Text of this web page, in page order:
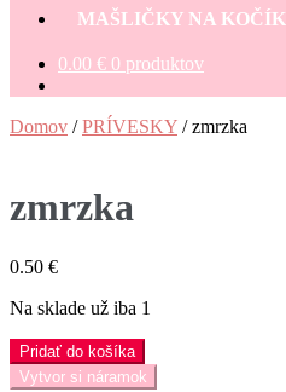
MAŠLIČKY NA KOČÍK
0.00 € 0 produktov
Domov /PRÍVESKY /zmrzka
zmrzka
0.50 €
Na sklade už iba 1
množstvo
zmrzka
Pridať do košíka
Vytvor si náramok